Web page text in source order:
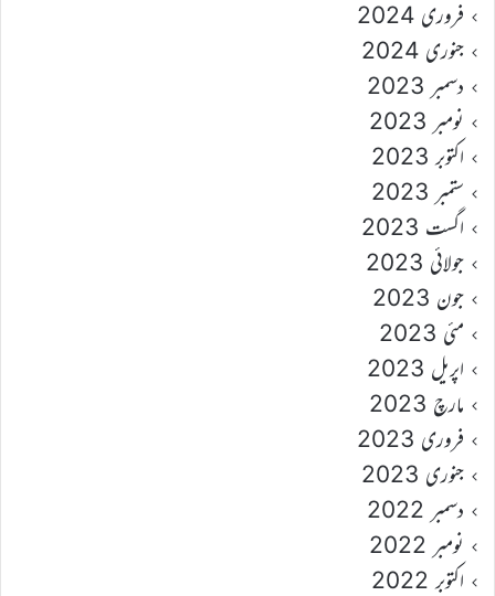
فروری 2024
جنوری 2024
دسمبر 2023
نومبر 2023
اکتوبر 2023
ستمبر 2023
اگست 2023
جولائی 2023
جون 2023
مئی 2023
اپریل 2023
مارچ 2023
فروری 2023
جنوری 2023
دسمبر 2022
نومبر 2022
اکتوبر 2022